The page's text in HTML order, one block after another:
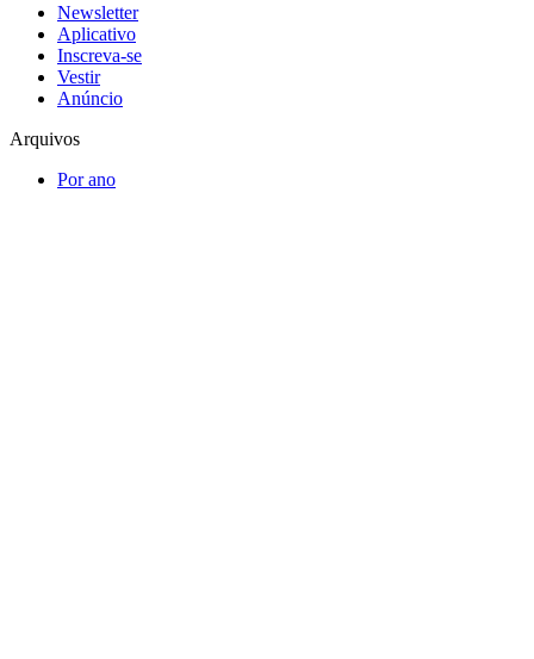
Newsletter
Aplicativo
Inscreva-se
Vestir
Anúncio
Arquivos
Por ano